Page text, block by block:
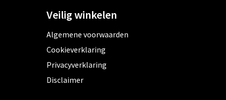
Veilig winkelen
Algemene voorwaarden
Cookieverklaring
Privacyverklaring
Disclaimer